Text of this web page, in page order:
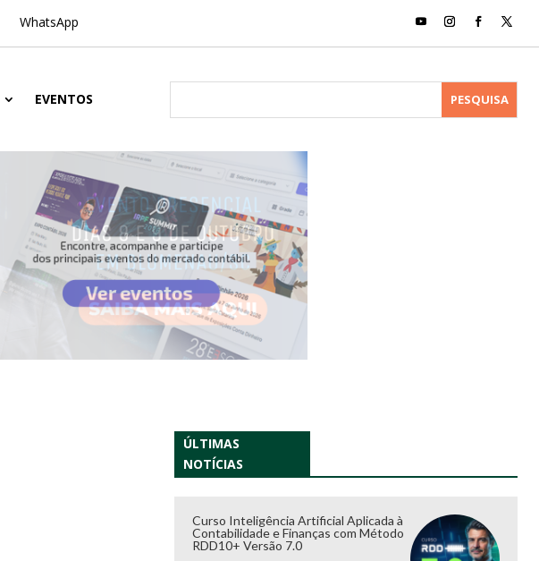
WhatsApp
EVENTOS
ÚLTIMAS
NOTÍCIAS
Curso Inteligência Artificial Aplicada à
Contabilidade e Finanças com Método
RDD10+ Versão 7.0